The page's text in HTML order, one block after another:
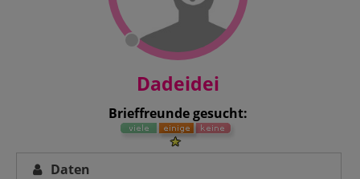
Dadeidei
Brieffreunde gesucht:
Daten